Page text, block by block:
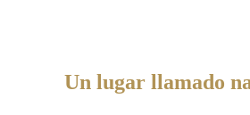
Un lugar llamado